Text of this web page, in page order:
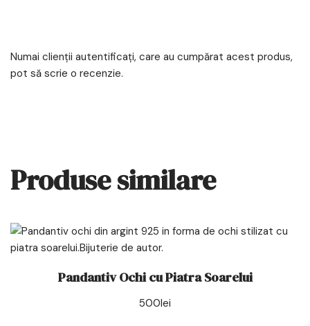
Numai clienții autentificați, care au cumpărat acest produs,
pot să scrie o recenzie.
Produse similare
Pandantiv Ochi cu Piatra Soarelui
500lei